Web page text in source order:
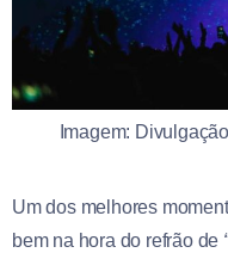
Imagem:
Um dos melhores
bem na hora do refrão de